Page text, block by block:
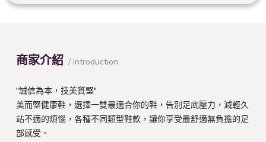
商家介紹 / Introduction
"誠信為本，技美質堅"
美而堅健康鞋，選擇一雙最適合你的鞋，告別足底壓力，減輕久
站不適的煩惱，各種不同類型鞋款，讓你享受最舒適無負擔的足
部感受。